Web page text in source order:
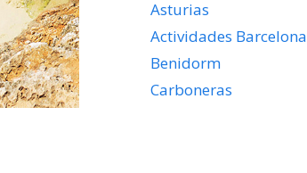
Asturias
Actividades Barcelona
Benidorm
Carboneras